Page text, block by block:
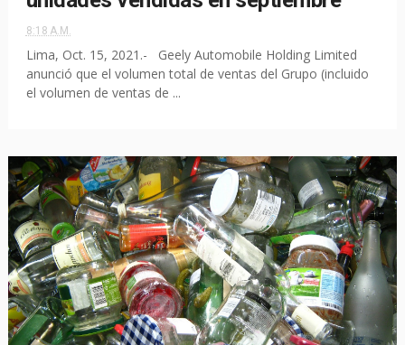
8:18 A.M.
Lima, Oct. 15, 2021.- Geely Automobile Holding Limited
anunció que el volumen total de ventas del Grupo (incluido
el volumen de ventas de ...